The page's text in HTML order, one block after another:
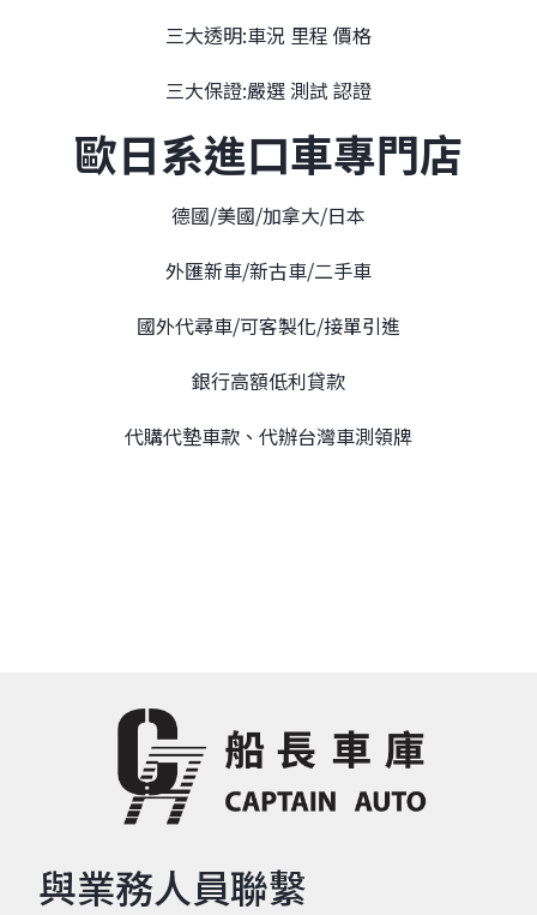
三大透明:車況 里程 價格
三大保證:嚴選 測試 認證
歐日系進口車專門店
德國/美國/加拿大/日本
外匯新車/新古車/二手車
國外代尋車/可客製化/接單引進
銀行高額低利貸款
代購代墊車款、代辦台灣車測領牌
與業務人員聯繫